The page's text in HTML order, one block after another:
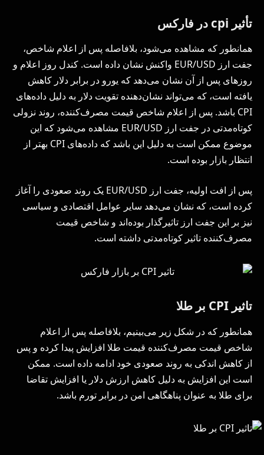
تأثیر cpi در فارکس
همانطور که مشاهده می‌شود، بلافاصله پس از اعلام شاخص،
جفت ارز EUR/USD واکنش نشان داده است. کندل روز اعلام و
روزهای پس از آن نشان می‌دهد که یورو در برابر دلار کاهش
یافته است، که می‌تواند نشان‌دهنده تقویت دلار به دلیل داده‌های
CPI باشد. پس از اعلام شاخص قیمت مصرف‌کننده، روند نزولی
کوتاه‌مدتی در جفت ارز EUR/USD مشاهده می‌شود که این
موضوع ممکن است به دلیل این باشد که داده‌های CPI بهتر از
انتظار بازار بوده است.
پس از افت اولیه، جفت ارز EUR/USD یک روند صعودی را آغاز
کرده است، که نشان می‌دهد سایر عوامل اقتصادی و سیاسی
نیز بر این جفت ارز تاثیرگذار بوده‌اند و شاخص قیمت
مصرف‌کننده تاثیر کوتاه‌مدتی داشته است.
تاثیر CPI بر طلا
همانطور که در شکل زیر می‌بینیم، بلافاصله پس از اعلام
شاخص قیمت مصرف‌کننده قیمت طلا افزایش پیدا کرده و پس
از کاهش اندکی به روند صعودی خود ادامه داده است. ممکن
است این افزایش به دلیل کاهش ارزش دلار یا افزایش تقاضا
برای طلا به عنوان پناهگاهی امن در برابر تورم باشد.